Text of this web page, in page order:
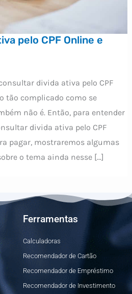
pelo CPF Online e
divida ativa pelo CPF
tão complicado como se
não é. Então, para entender
divida ativa pelo CPF
pagar, mostraremos algumas
o tema ainda nesse […]
Ferramentas
Calculadoras
Recomendador de Cartão
Recomendador de Empréstimo
Recomendador de Investimento